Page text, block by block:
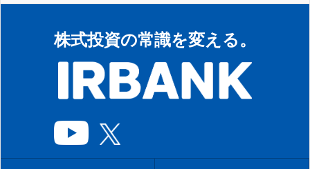
株式投資の常識を変える。